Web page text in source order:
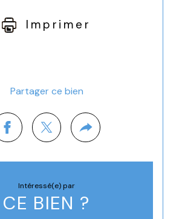
Imprimer
Partager ce bien
Intéressé(e) par
CE BIEN ?